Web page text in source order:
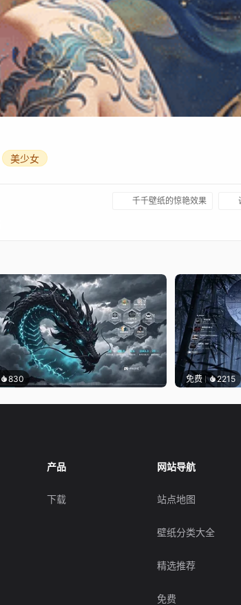
美少女
千千壁纸的惊艳效果
830 免费 2215
产品
下载
网站导航
站点地图
壁纸分类大全
精选推荐
免费